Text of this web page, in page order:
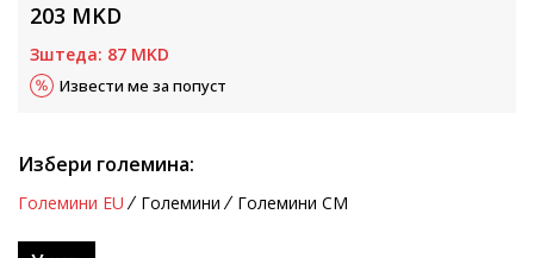
203 MKD
Зштеда: 87 MKD
Извести ме за попуст
Избери големина:
Големини EU Големини Големини CM